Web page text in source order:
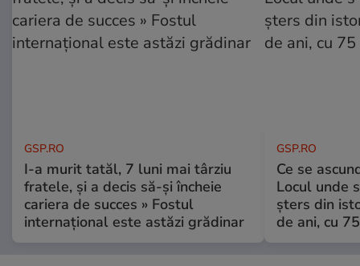
GSP.RO
I-a murit tatăl, 7 luni mai târziu
fratele, și a decis să-și încheie
cariera de succes » Fostul
internațional este astăzi grădinar
GSP.RO
Ce se
Locul unde
șters din
de ani, cu